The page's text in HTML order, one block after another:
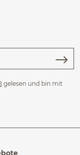
gelesen und bin mit